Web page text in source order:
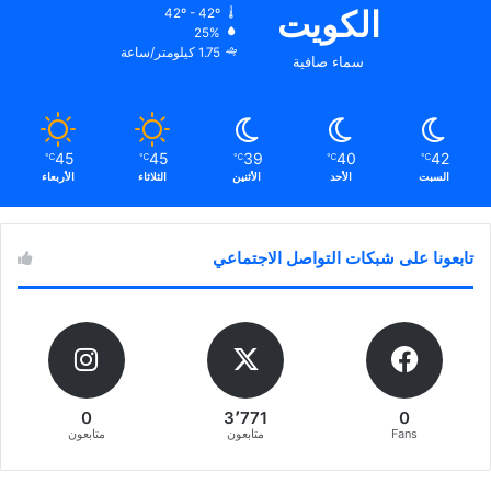
الكويت
سماء صافية
42º - 42º
25%
1.75 كيلومتر/ساعة
42
℃
السبت
40
℃
الأحد
39
℃
الأثنين
45
℃
الثلاثاء
45
℃
الأربعاء
تابعونا على شبكات التواصل الاجتماعي
0
Fans
3٬771
متابعون
0
متابعون